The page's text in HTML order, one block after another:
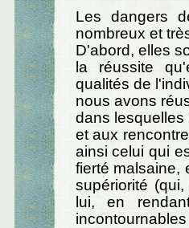
Les dangers
nombreux et
D'abord, elles
la réussite
qualités de
nous avons
dans
et aux
ainsi celui qui
fierté malsaine,
supériorité
lui, en